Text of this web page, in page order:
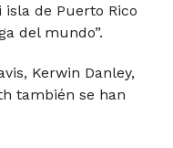
de Puerto Rico
del mundo”.
Kerwin Danley,
también se han